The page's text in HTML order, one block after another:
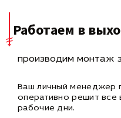
Работаем в
производим монтаж
Ваш личный менеджер
оперативнорешит все
рабочие дни.